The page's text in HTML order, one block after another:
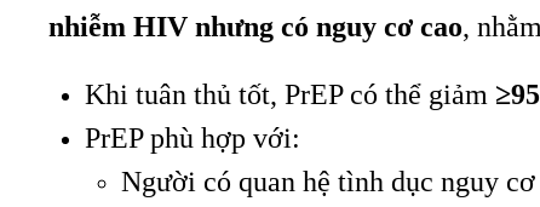
nhiễm HIV nhưng có nguy cơ cao,
Khi tuân thủ tốt, PrEP có thể giảm
PrEP phù hợp với:
Người có quan hệ tình dục nguy cơ